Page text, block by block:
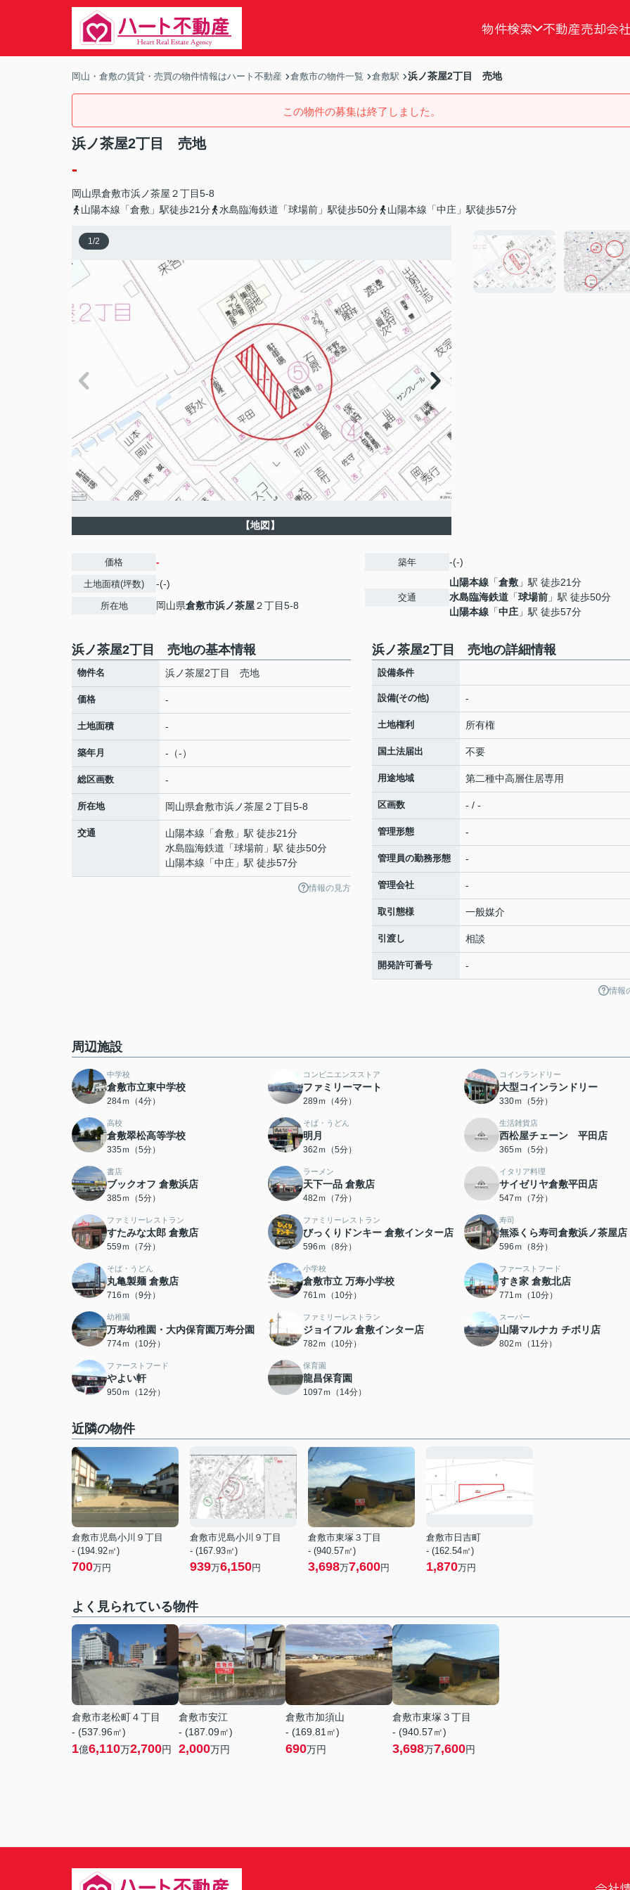
物件検索 不動産売却会
岡山・倉敷の賃貸・売買の物件情報はハート不動産 倉敷市の物件一覧 倉敷駅 浜ノ茶屋2丁目 売地
この物件の募集は終了しました。
浜ノ茶屋2丁目 売地
-
岡山県倉敷市浜ノ茶屋 ２丁目5-8
山陽本線「倉敷」駅徒歩21分
水島臨海鉄道「球場前」駅徒歩50分 山陽本線「中庄」駅徒歩57分
1/2
【地図】
価格 -
土地面積(坪数) -(-)
所在地 岡山県倉敷市浜ノ茶屋２丁目5-8
築年 -(-)
交通
山陽本線 「倉敷 」駅 徒歩21分
水島臨海鉄道 「球場前 」駅 徒歩50分
山陽本線 「中庄 」駅 徒歩57分
浜ノ茶屋2丁目 売地の基本情報
物件名 浜ノ茶屋2丁目 売地
価格 -
土地面積 -
築年月 -（-）
総区画数 -
所在地 岡山県倉敷市浜ノ茶屋 ２丁目5-8
交通 山陽本線 「倉敷 」駅 徒歩21分
水島臨海鉄道 「球場前 」駅 徒歩50分
山陽本線 「中庄 」駅 徒歩57分
情報の見方
浜ノ茶屋2丁目 売地の詳細情報
設備条件
設備(その他) -
土地権利 所有権
国土法届出 不要
用途地域 第二種中高層住居専用
区画数 - / -
管理形態 -
管理員の勤務形態 -
管理会社 -
取引態様 一般媒介
引渡し 相談
開発許可番号 -
情報
周辺施設
中学校
倉敷市立東中学校
284ｍ（4分）
コンビニエンスストア
ファミリーマート
289ｍ（4分）
コインランドリー
大型コインランドリー
330ｍ（5分）
高校
倉敷翠松高等学校
335ｍ（5分）
そば・うどん
明月
362ｍ（5分）
生活雑貨店
西松屋チェーン 平田店
365ｍ（5分）
書店
ブックオフ 倉敷浜店
385ｍ（5分）
ラーメン
天下一品 倉敷店
482ｍ（7分）
イタリア料理
サイゼリヤ倉敷平田店
547ｍ（7分）
ファミリーレストラン
すたみな太郎 倉敷店
559ｍ（7分）
ファミリーレストラン
びっくりドンキー 倉敷インター店
596ｍ（8分）
寿司
無添くら寿司倉敷浜ノ茶屋店
596ｍ（8分）
そば・うどん
丸亀製麺 倉敷店
716ｍ（9分）
小学校
倉敷市立 万寿小学校
761ｍ（10分）
ファーストフード
すき家 倉敷北店
771ｍ（10分）
幼稚園
万寿幼稚園・大内保育園万寿分園
774ｍ（10分）
ファミリーレストラン
ジョイフル 倉敷インター店
782ｍ（10分）
スーパー
山陽マルナカ チボリ店
802ｍ（11分）
ファーストフード
やよい軒
950ｍ（12分）
保育園
龍昌保育園
1097ｍ（14分）
近隣の物件
倉敷市児島小川９丁目
- (194.92㎡)
700万円
倉敷市児島小川９丁目
- (167.93㎡)
939万6,150円
倉敷市東塚３丁目
- (940.57㎡)
3,698万7,600円
倉敷市日吉町
- (162.54㎡)
1,870万円
よく見られている物件
倉敷市老松町４丁目
- (537.96㎡)
1億6,110万2,700円
倉敷市安江
- (187.09㎡)
2,000万円
倉敷市加須山
- (169.81㎡)
690万円
倉敷市東塚３丁目
- (940.57㎡)
3,698万7,600円